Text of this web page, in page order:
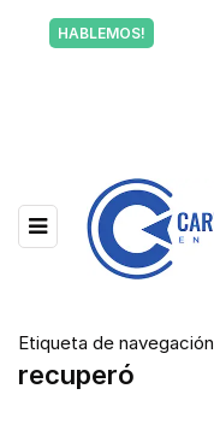
HABLEMOS!
Etiqueta de navegación
recuperó